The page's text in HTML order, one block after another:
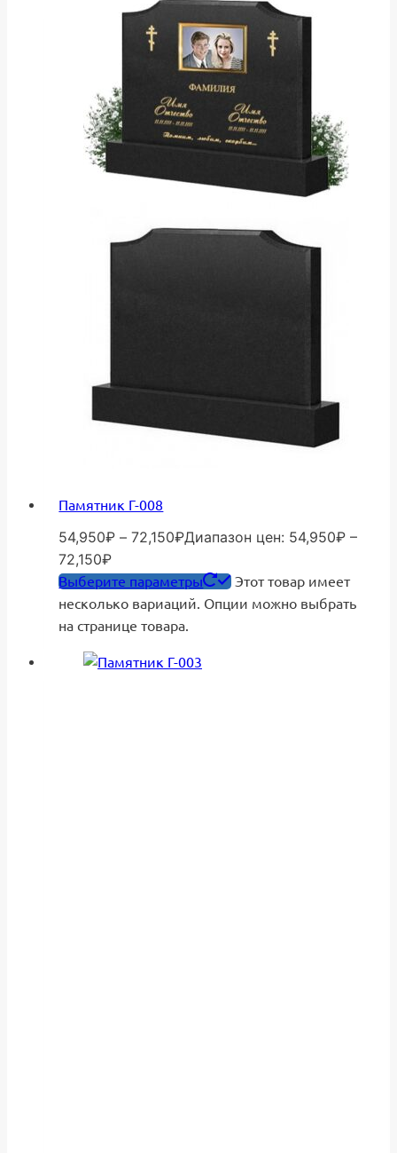
Памятник Г-008
54,950₽ – 72,150₽Диапазон цен: 54,950₽ –
72,150₽
Выберите параметры
Этот товар имеет
несколько вариаций. Опции можно выбрать
на странице товара.